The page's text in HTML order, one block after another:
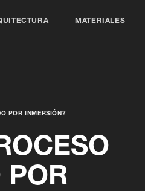
MATERIALES
POR INMERSIÓN?
POR